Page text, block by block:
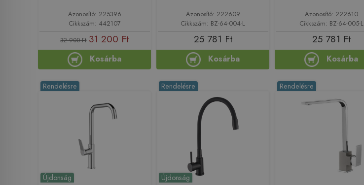
Azonosító: 225396
Cikkszám: 442107
32 900 Ft 31 200 Ft
Kosárba
Azonosító: 222609
Cikkszám: BZ-64-004-L
25 781 Ft
Kosárba
Azonosító: 222610
Cikkszám: BZ-64-005-L
25 781 Ft
Kosárba
Újdonság
Rendelésre
Újdonság
Rendelésre Rendelésre